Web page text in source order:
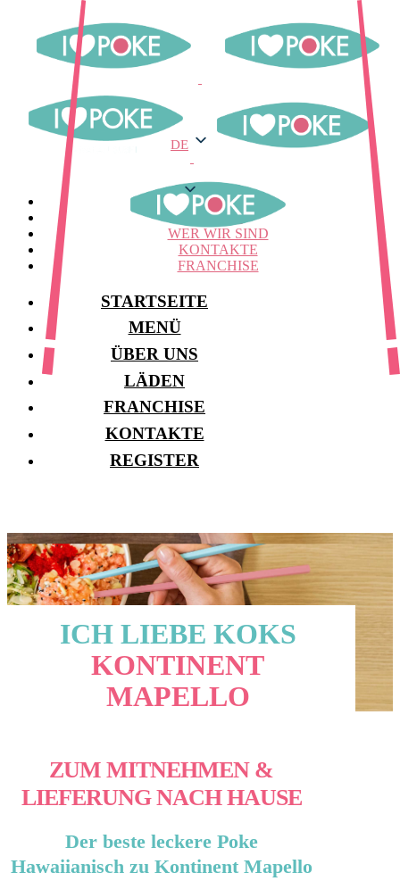
DE
MENÜ
LAGER
WER WIR SIND
KONTAKTE
FRANCHISE
STARTSEITE
MENÜ
ÜBER UNS
LÄDEN
FRANCHISE
KONTAKTE
REGISTER
ICH LIEBE KOKS
KONTINENT
MAPELLO
ZUM MITNEHMEN &
LIEFERUNG NACH HAUSE
Der beste leckere Poke
Hawaiianisch zu Kontinent Mapello